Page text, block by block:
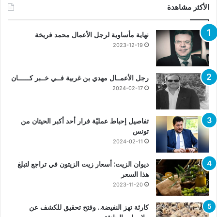
الأكثر مشاهدة
نهاية مأساوية لرجل الأعمال محمد فريخة
2023-12-19
رجل الأعمــال مهدي بن غربية فــي خــبر كــــــان
2024-02-17
تفاصيل إحباط عمليّة فرار أحد أكبر الحيتان من
تونس
2024-02-11
ديوان الزيت: أسعار زيت الزيتون في تراجع لتبلغ
هذا السعر
2023-11-20
كارثة تهز النفيضة.. وفتح تحقيق للكشف عن